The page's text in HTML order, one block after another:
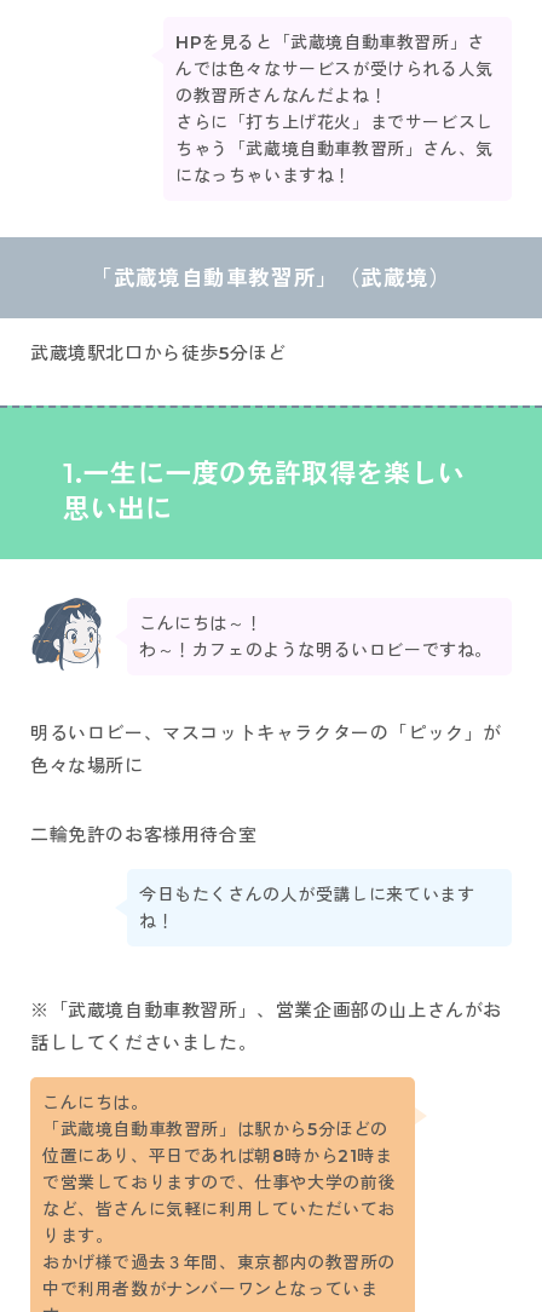
HPを見ると「武蔵境自動車教習所」さ
んでは色々なサービスが受けられる人気
の教習所さんなんだよね！
さらに「打ち上げ花火」までサービスし
ちゃう「武蔵境自動車教習所」さん、気
になっちゃいますね！
「武蔵境自動車教習所」 （武蔵境）
武蔵境駅北口から徒歩5分ほど
1.一生に一度の免許取得を楽しい
思い出に
こんにちは～！
わ～！カフェのような明るいロビーですね。
明るいロビー、マスコットキャラクターの「ピック」が
色々な場所に
二輪免許のお客様用待合室
今日もたくさんの人が受講しに来ています
ね！
※「武蔵境自動車教習所」、営業企画部の山上さんがお
話ししてくださいました。
こんにちは。
「武蔵境自動車教習所」は駅から5分ほどの
位置にあり、平日であれば朝8時から21時ま
で営業しておりますので、仕事や大学の前後
など、皆さんに気軽に利用していただいてお
ります。
おかげ様で過去３年間、東京都内の教習所の
中で利用者数がナンバーワンとなっていま